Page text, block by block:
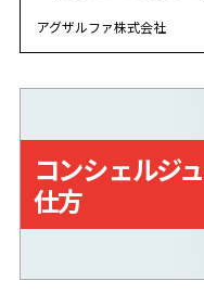
アグザルファ株式会社
コンシェルジ
仕方